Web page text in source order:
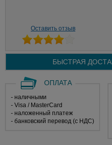
Оставить отзыв
БЫСТРАЯ
ОПЛАТА
- наличными
- Visa / MasterCard
- наложенный платеж
- банковский перевод (с НДС)